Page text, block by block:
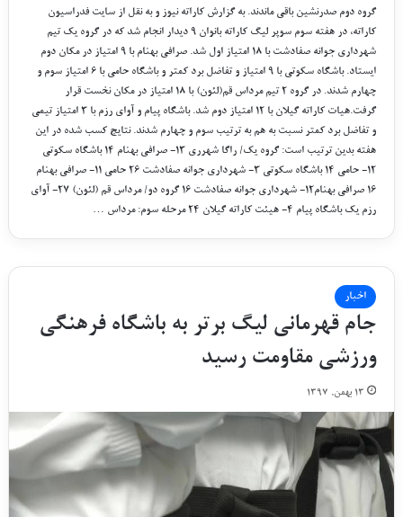
گروه دوم صدرنشین باقی ماندند. به گزارش کاراته نیوز و به نقل از سایت فدراسیون
کاراته، در هفته سوم سوپر لیگ کاراته بانوان ۹ دیدار انجام شد که در گروه یک تیم
شهرداری جوانه صفادشت با ۱۸ امتیاز اول شد. صرافی بهنام با ۹ امتیاز در مکان دوم
ایستاد. باشگاه سکوتی با ۹ امتیاز و تفاضل برد کمتر و باشگاه حامی با ۶ امتیاز سوم و
چهارم شدند. در گروه ۲ تیم مرداس قم(لئون) با ۱۸ امتیاز در مکان نخست قرار
گرفت.هیات کاراته گیلان با ۱۲ امتیاز دوم شد. باشگاه پیام و آوای رزم با ۳ امتیاز تیمی
و تفاضل برد کمتر نسبت به هم به ترتیب سوم و چهارم شدند. نتایج کسب شده در این
هفته بدین ترتیب است: گروه یک/ راگا شهرری ۱۳- صرافی بهنام ۱۴ باشگاه سکوتی
۱۲- حامی ۱۴ باشگاه سکوتی ۳- شهرداری جوانه صفادشت ۲۶ حامی ۱۱- صرافی بهنام
۱۶ صرافی بهنام12- شهرداری جوانه صفادشت ۱۶ گروه دو/ مرداس قم (لئون) ۲۷- آوای
رزم یک باشگاه پیام ۴- هیئت کاراته گیلان ۲۴ مرحله سوم: مرداس …
اخبار
جام قهرمانی لیگ برتر به باشگاه فرهنگی
ورزشی مقاومت رسید
۱۳ بهمن, ۱۳۹۷